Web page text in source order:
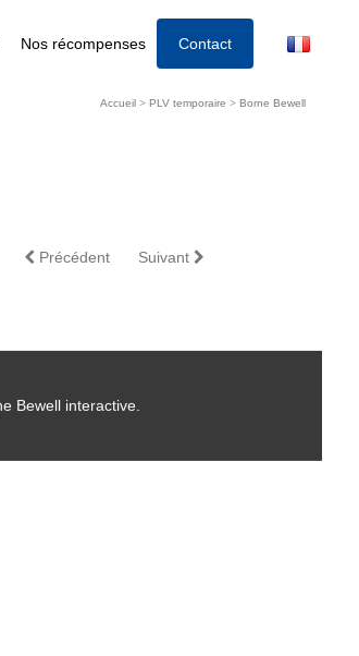
Nos récompenses Contact
Accueil >PLV temporaire >Borne Bewell
Précédent Suivant
Bewell interactive.